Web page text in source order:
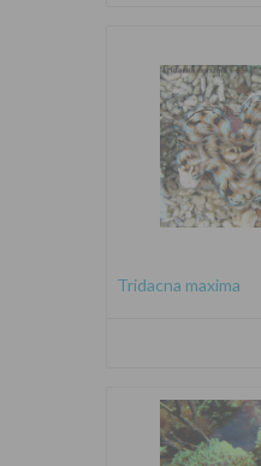
Tridacna maxima